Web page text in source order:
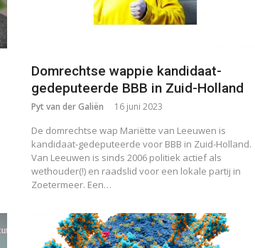
Domrechtse wappie kandidaat-
gedeputeerde BBB in Zuid-Holland
Pyt van der Galiën 16 juni 2023
De domrechtse wap Mariëtte van Leeuwen is
kandidaat-gedeputeerde voor BBB in Zuid-Holland.
Van Leeuwen is sinds 2006 politiek actief als
wethouder(!) en raadslid voor een lokale partij in
Zoetermeer. Een…